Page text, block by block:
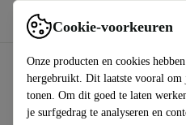
Cookie-voorkeuren
Onze producten en cookies
hergebruikt. Dit laatste vooral om
tonen. Om dit goed te laten
je surfgedrag te analyseren en
Gebruik refurbed snel en eenvoudig